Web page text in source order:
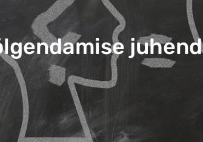
juhend